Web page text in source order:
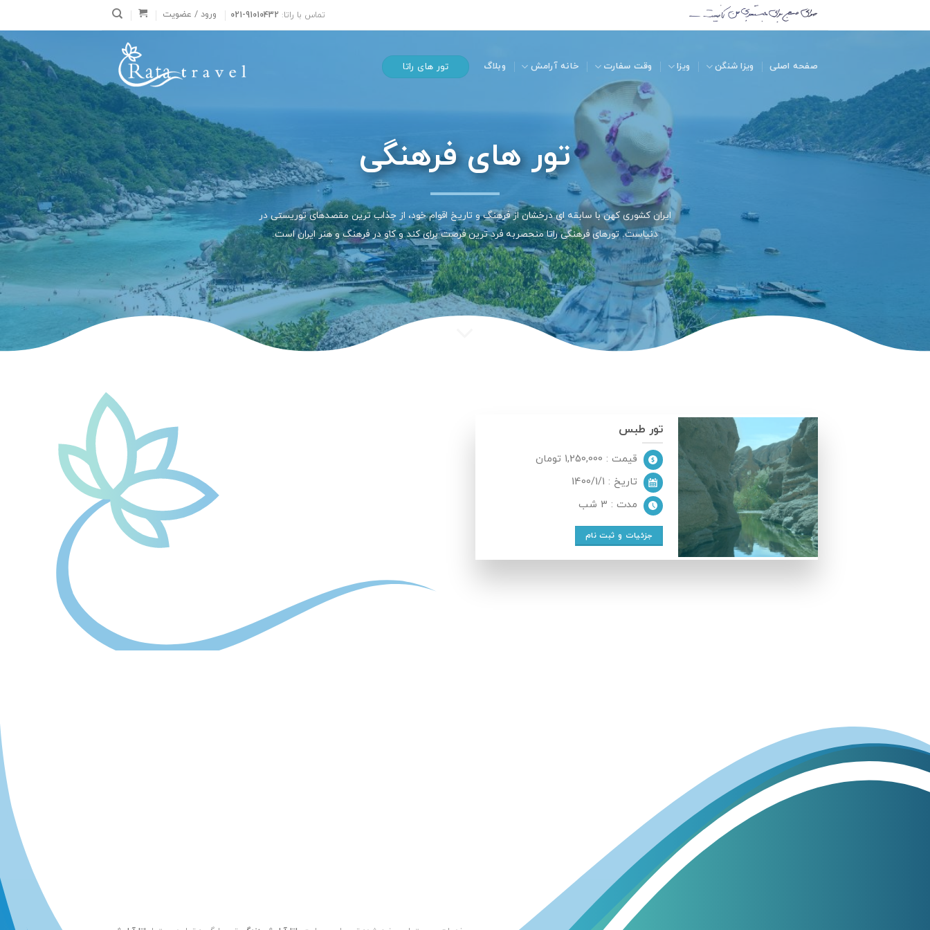
تماس با راتا: 021-91010432 ورود / عضویت
صفحه اصلی ویزا شنگن ویزا وقت سفارت خانه آرامش وبلاگ تور های راتا
تور های فرهنگی
ایران کشوری کهن با سابقه ای درخشان از فرهنگ و تاریخ اقوام خود، از جذاب ترین مقصدهای توریستی در
دنیاست. تورهای فرهنگی راتا منحصربه فرد ترین فرصت برای کند و کاو در فرهنگ و هنر ایران است.
تور طبس
قیمت : 1,250,000 تومان
تاریخ : 1400/1/1
مدت : 3 شب
جزئیات و ثبت نام